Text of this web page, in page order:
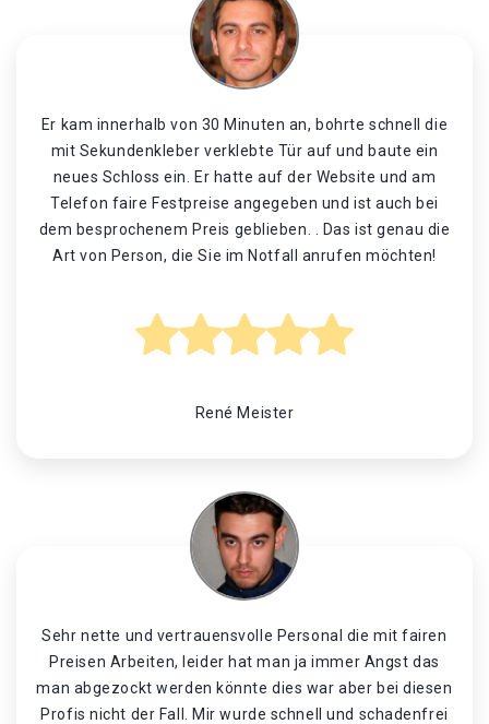
Er kam innerhalb von 30 Minuten an, bohrte schnell die
mit Sekundenkleber verklebte Tür auf und baute ein
neues Schloss ein. Er hatte auf der Website und am
Telefon faire Festpreise angegeben und ist auch bei
dem besprochenem Preis geblieben. . Das ist genau die
Art von Person, die Sie im Notfall anrufen möchten!
René Meister
Sehr nette und vertrauensvolle Personal die mit fairen
Preisen Arbeiten, leider hat man ja immer Angst das
man abgezockt werden könnte dies war aber bei diesen
Profis nicht der Fall. Mir wurde schnell und schadenfrei